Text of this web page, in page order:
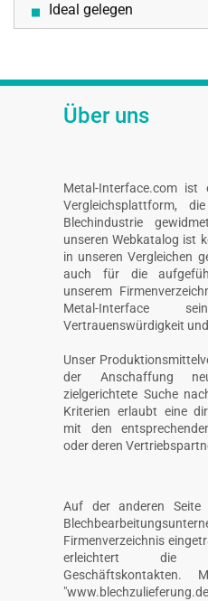
Ideal gelegen
Über uns
Metal-Interface.com ist
Vergleichsplattform,
Blechindustrie
unseren Webkatalog ist
in unseren Vergleichen
auch für die
unserem
Metal-Interface
Vertrauenswürdigkeit
Unser
der Anschaffung
zielgerichtete Suche
Kriterien erlaubt eine
mit den
oder deren
Auf der anderen Seite
Firmenverzeichnis
erleichtert die
Geschäftskontakten.